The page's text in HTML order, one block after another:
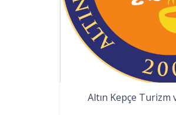
Altın Kepçe Turizm